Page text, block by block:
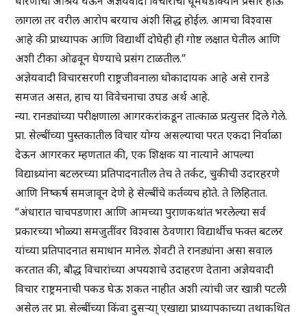
लागला तर वरील आरोप बरयाच अंशी सिद्ध होईल. आमचा विश्वास
आहे की प्राध्यापक आणि विद्यार्थी दोघेही ही गोष्ट लक्षात घेतील आणि
अशी टीका ओढवून घेण्याचे प्रसंग टाळतील.”
अज्ञेयवादी विचारसरणी राष्ट्रजीवनाला धोकादायक आहे असे रानडे
समजत असत, हाच या विवेचनाचा उघड अर्थ आहे.
न्या. रानड्यांच्या परीक्षणाला आगरकरांकडून तात्काळ प्रत्युत्तर दिले गेले.
प्रा. सेल्बींच्या पुस्तकातील विचार योग्य असल्याचा परत एकदा निर्वाळा
देऊन आगरकर म्हणतात की, एक शिक्षक या नात्याने आपल्या
विद्याथ्र्यांना बटलरच्या प्रतिपादनातील तेच ते तर्कट, चुकीची उदारहरणे
आणि निष्कर्ष समजावून देणे हे सेल्बींचे कर्तव्यच होते. ते लिहितात.
“अंधारात चाचपडणारा आणि आमच्या पुराणकथांत भरलेल्या सर्व
प्रकारच्या भोळ्या समजुतींवर विश्वास ठेवणारा विद्यार्थीच फक्त बटलर
यांच्या प्रतिपादनात समाधान मानेल. शेवटी ते रानड्यांना असा सवाल
करतात की, बौद्ध विचारांच्या अपयशाचे उदाहरण देताना अज्ञेयवादी
विचार राष्ट्रमनाची पकड घेऊ शकत नाहीत अशी त्यांची जर खात्री पटली
असेल तर प्रा. सेल्बींच्या किंवा दुसऱ्या् एखाद्या प्राध्यापकाच्या तथाकथित